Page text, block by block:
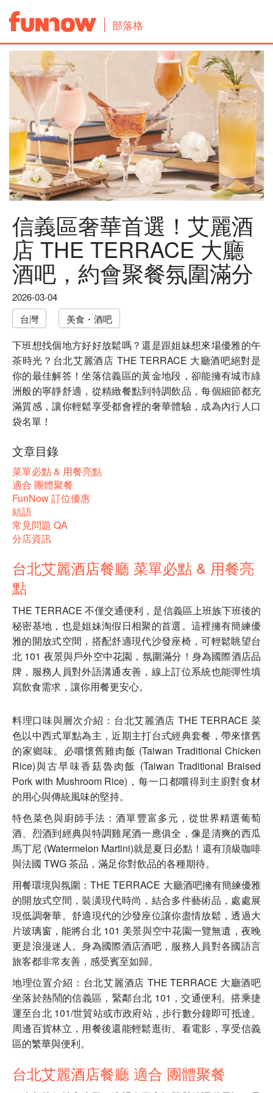
部落格
信義區奢華首選！艾麗酒
店 THE TERRACE 大廳
酒吧，約會聚餐氛圍滿分
2026-03-04
台灣
美食・酒吧
下班想找個地方好好放鬆嗎？還是跟姐妹想來場優雅的午
茶時光？台北艾麗酒店 THE TERRACE 大廳酒吧絕對是
你的最佳解答！坐落信義區的黃金地段，卻能擁有城市綠
洲般的寧靜舒適，從精緻餐點到特調飲品，每個細節都充
滿質感，讓你輕鬆享受都會裡的奢華體驗，成為內行人口
袋名單！
文章目錄
菜單必點 & 用餐亮點
適合 團體聚餐
FunNow 訂位優惠
結語
常見問題 QA
分店資訊
台北艾麗酒店餐廳 菜單必點 & 用餐亮
點
THE TERRACE 不僅交通便利，是信義區上班族下班後的
秘密基地，也是姐妹淘假日相聚的首選。這裡擁有簡練優
雅的開放式空間，搭配舒適現代沙發座椅，可輕鬆眺望台
北 101 夜景與戶外空中花園，氛圍滿分！身為國際酒店品
牌，服務人員對外語溝通友善，線上訂位系統也能彈性填
寫飲食需求，讓你用餐更安心。
料理口味與層次介紹：台北艾麗酒店 THE TERRACE 菜
色以中西式單點為主，近期主打台式經典套餐，帶來懷舊
的家鄉味。必嚐懷舊雞肉飯 (Taiwan Traditional Chicken
Rice)與古早味香菇魯肉飯 (Taiwan Traditional Braised
Pork with Mushroom Rice)，每一口都嚐得到主廚對食材
的用心與傳統風味的堅持。
特色菜色與廚師手法：酒單豐富多元，從世界精選葡萄
酒、烈酒到經典與特調雞尾酒一應俱全，像是清爽的西瓜
馬丁尼 (Watermelon Martini)就是夏日必點！還有頂級咖啡
與法國 TWG 茶品，滿足你對飲品的各種期待。
用餐環境與氛圍：THE TERRACE 大廳酒吧擁有簡練優雅
的開放式空間，裝潢現代時尚，結合多件藝術品，處處展
現低調奢華。舒適現代的沙發座位讓你盡情放鬆，透過大
片玻璃窗，能將台北 101 美景與空中花園一覽無遺，夜晚
更是浪漫迷人。身為國際酒店酒吧，服務人員對各國語言
旅客都非常友善，感受賓至如歸。
地理位置介紹：台北艾麗酒店 THE TERRACE 大廳酒吧
坐落於熱鬧的信義區，緊鄰台北 101，交通便利。搭乘捷
運至台北 101/世貿站或市政府站，步行數分鐘即可抵達。
周邊百貨林立，用餐後還能輕鬆逛街、看電影，享受信義
區的繁華與便利。
台北艾麗酒店餐廳 適合 團體聚餐